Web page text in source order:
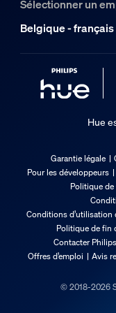
Non
Peut être agrandi
Non
Tension entrée
220V-240V
Divers
Rubans Lumineux
Dimensions
Code barre produit
Sélectionner un
Belgique - français
Hue
Garantie légale
Pour les développeurs
Politique de
Conditions d’utilisation
Politique de fin
Contacter Philips
Offres d’emploi
Avis
© 2018-2026